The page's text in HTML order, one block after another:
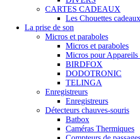
CARTES CADEAUX
Les Chouettes
La prise de son
Micros et paraboles
Micros et paraboles
Micros pour Appareils
BIRDFOX
DODOTRONIC
TELINGA
Enregistreurs
Enregistreurs
Détecteurs chauves-souris
Batbox
Caméras Thermiques